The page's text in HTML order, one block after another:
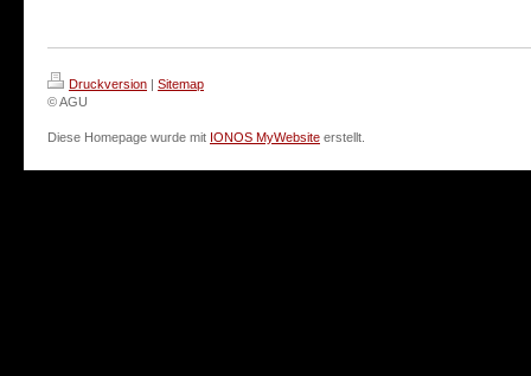
Druckversion | Sitemap
© AGU
Diese Homepage wurde mit IONOS MyWebsite erstellt.